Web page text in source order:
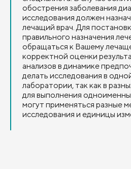
обострения заболевания
исследования должен
лечащий врач. Для
правильного назначения
обращаться к Вашему
корректной оценки
анализов в динамике
делать исследования в
лаборатории, так как в
для выполнения
могут применяться разные
исследования и единицы